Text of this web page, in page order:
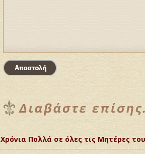
Χρόνια Πολλά σε όλες τις Μητέρες